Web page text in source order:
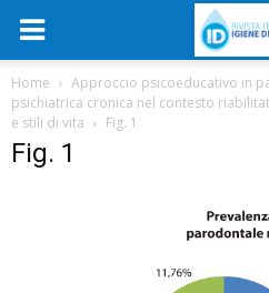
Home
Approccio psicoeducativo in
psichiatrica cronica nel contesto
e stili di vita
Fig. 1
Fig. 1